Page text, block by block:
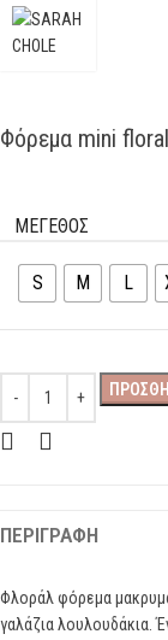
Φόρεμα mini
ΜΕΓΕΘΟΣ
S M L
ΠΕΡΙΓΡΑΦΉ
Φλοράλ φόρεμα
γαλάζια λουλουδάκια.